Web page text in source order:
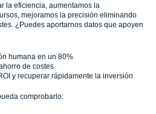
la eficiencia, aumentamos la
mejoramos la precisión eliminando
¿Puedes aportarnos datos que apoyen
humana en un 80%
de costes
y recuperar rápidamente la inversión
comprobarlo: